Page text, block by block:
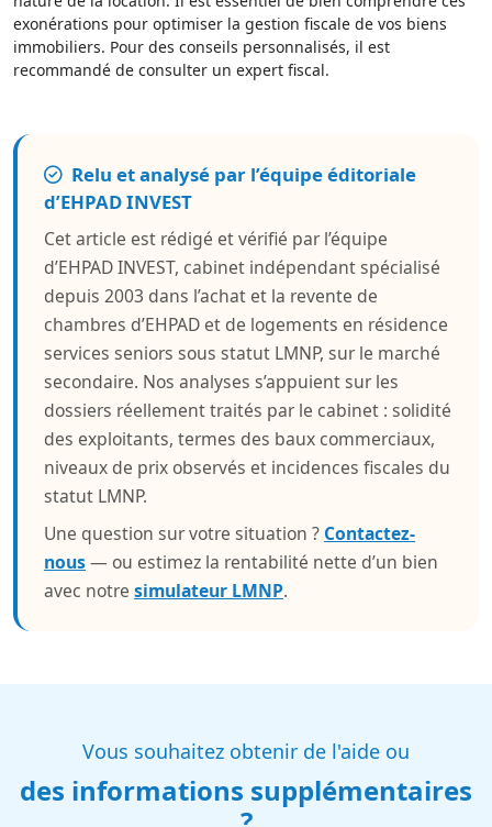
exonérations pour optimiser la gestion fiscale de vos biens
immobiliers. Pour des conseils personnalisés, il est
recommandé de consulter un expert fiscal.
Relu et analysé par l’équipe éditoriale
d’EHPAD INVEST
Cet article est rédigé et vérifié par l’équipe
d’EHPAD INVEST, cabinet indépendant spécialisé
depuis 2003 dans l’achat et la revente de
chambres d’EHPAD et de logements en résidence
services seniors sous statut LMNP, sur le marché
secondaire. Nos analyses s’appuient sur les
dossiers réellement traités par le cabinet : solidité
des exploitants, termes des baux commerciaux,
niveaux de prix observés et incidences fiscales du
statut LMNP.
Une question sur votre situation ? Contactez-
nous— ou estimez la rentabilité nette d’un bien
avec notre simulateur LMNP.
Vous souhaitez obtenir de l'aide ou
des informations supplémentaires